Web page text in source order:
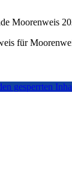
Moorenweis
für
gesperrten